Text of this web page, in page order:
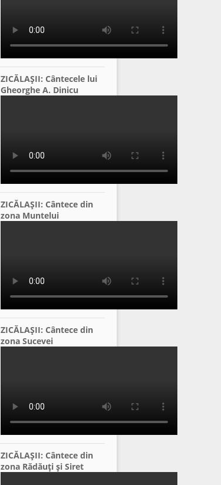
ZICĂLAŞII: Cântecele lui
Gheorghe A. Dinicu
ZICĂLAŞII: Cântece din
zona Muntelui
ZICĂLAŞII: Cântece din
zona Sucevei
ZICĂLAŞII: Cântece din
zona Rădăuţi şi Siret